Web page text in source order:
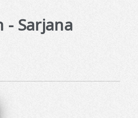
- Sarjana